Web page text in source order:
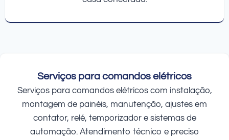
Serviços para comandos elétricos
Serviços para comandos elétricos com instalação,
montagem de painéis, manutenção, ajustes em
contator, relé, temporizador e sistemas de
automação. Atendimento técnico e preciso